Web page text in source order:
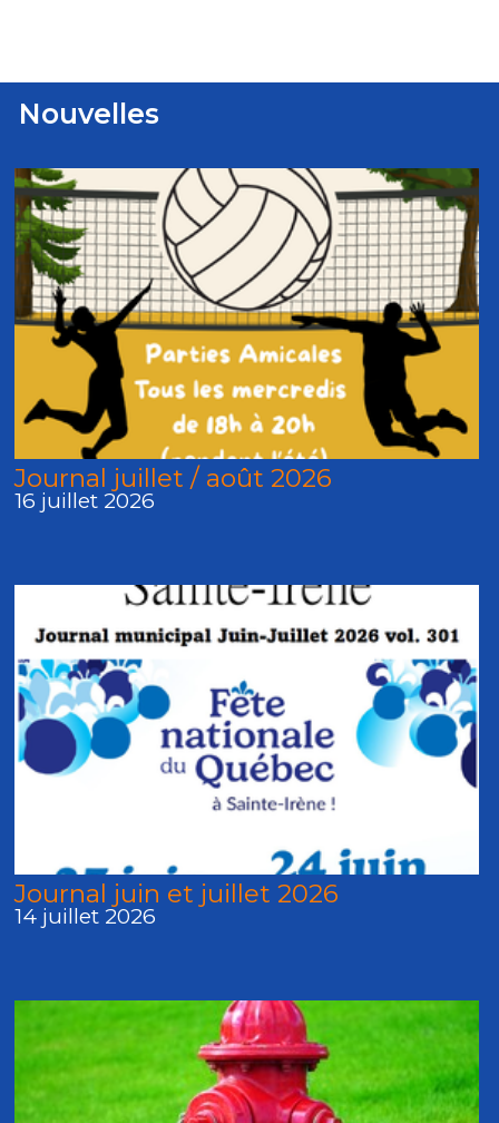
Nouvelles
Journal juillet / août 2026
16 juillet 2026
Journal juin et juillet 2026
14 juillet 2026